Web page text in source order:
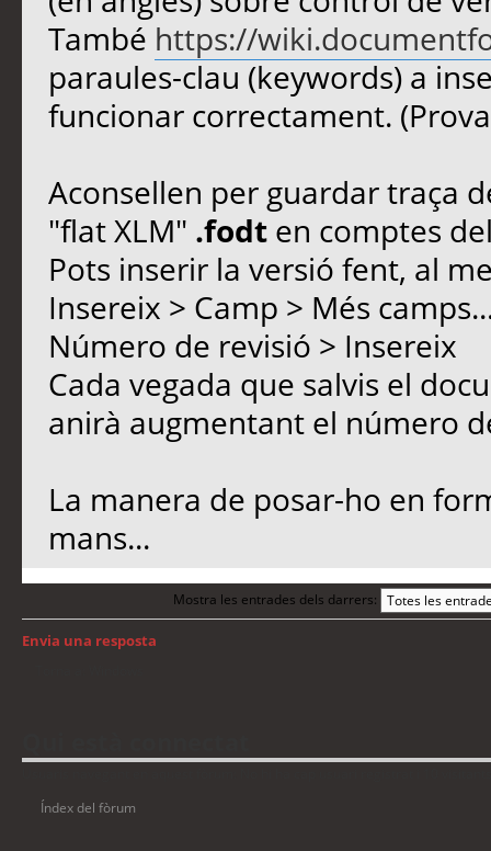
També https://
paraules-clau (keywords) a
funcionar correctament.
Aconsellen per guardar traça
"flat XLM" .fodten comptes
Pots inserir la versió fent, al
Insereix > Camp > Més
Número de revisió > Insereix
Cada vegada que salvis el
anirà augmentant el número
La manera de posar-ho en
mans...
Mostra les entrades dels darrers:
Envia una resposta
Índex del fòrum